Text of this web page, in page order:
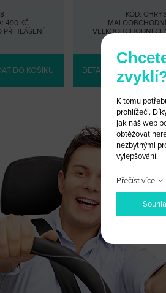
490 KČ
PŘIHLÁŠENÍ
DO KOŠÍKU
KÓD:
VELKOOBCHODNÍ
DETAIL PRODUKTU
K tomu
prohlížeči.
jak náš web
obtěžovat
nezbytnými
vylepšování.
Přečíst více